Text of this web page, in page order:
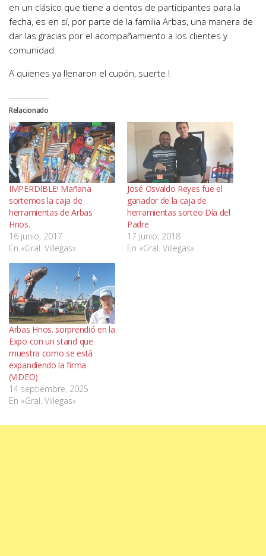
en un clásico que tiene a cientos de participantes para la
fecha, es en sí, por parte de la familia Arbas, una manera de
dar las gracias por el acompañamiento a los clientes y
comunidad.
A quienes ya llenaron el cupón, suerte !
Relacionado
IMPERDIBLE! Mañana
sortemos la caja de
herramientas de Arbas
Hnos.
16 junio, 2017
En «Gral. Villegas»
José Osvaldo Reyes fue el
ganador de la caja de
herramientas sorteo Día del
Padre
17 junio, 2018
En «Gral. Villegas»
Arbas Hnos. sorprendió en la
Expo con un stand que
muestra como se está
expandiendo la firma
(VIDEO)
14 septiembre, 2025
En «Gral. Villegas»